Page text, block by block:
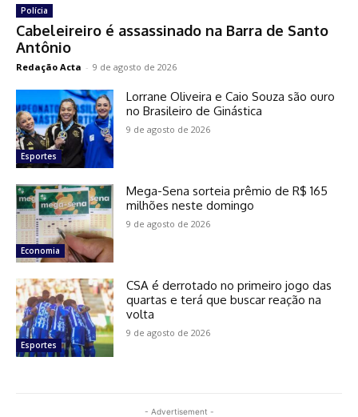
Polícia
Cabeleireiro é assassinado na Barra de Santo
Antônio
Redação Acta - 9 de agosto de 2026
Esportes
Lorrane Oliveira e Caio Souza são ouro
no Brasileiro de Ginástica
9 de agosto de 2026
Economia
Mega-Sena sorteia prêmio de R$ 165
milhões neste domingo
9 de agosto de 2026
Esportes
CSA é derrotado no primeiro jogo das
quartas e terá que buscar reação na
volta
9 de agosto de 2026
- Advertisement -